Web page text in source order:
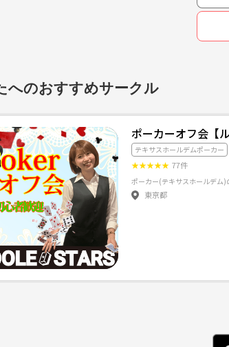
へのおすすめサークル
ポーカーオフ会【
テキサスホールデムポーカー
★★★★★ 77件
ポーカー(テキサスホールデム
東京都